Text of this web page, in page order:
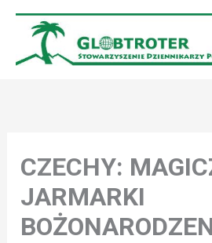
Przejdź
treści
CZECHY:
JARMARKI